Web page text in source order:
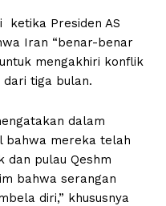
ketika Presiden AS
Iran “benar-benar
mengakhiri konflik
tiga bulan.
dalam
bahwa mereka telah
dan pulau Qeshm
bahwa serangan
diri,” khususnya